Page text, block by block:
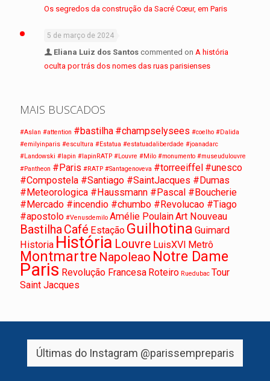
Os segredos da construção da Sacré Cœur, em Paris
5 de março de 2024
Eliana Luiz dos Santos commented on A história
oculta por trás dos nomes das ruas parisienses
MAIS BUSCADOS
#Aslan #attention #bastilha #champselysees #coelho #Dalida
#emilyinparis #escultura #Estatua #estatuadaliberdade #joanadarc
#Landowski #lapin #lapinRATP #Louvre #Milo #monumento #museudulouvre
#Pantheon #Paris #RATP #Santagenoveva #torreeiffel #unesco
#Compostela #Santiago #SaintJacques #Dumas
#Meteorologica #Haussmann #Pascal #Boucherie
#Mercado #incendio #chumbo #Revolucao #Tiago
#apostolo #Venusdemilo Amélie PoulainArt Nouveau
Bastilha Café Estação Guilhotina Guimard
Historia História Louvre LuisXVI Metrô
Montmartre Napoleao Notre Dame
Paris Revolução Francesa Roteiro Ruedubac Tour
Saint Jacques
Últimas do Instagram @parissempreparis